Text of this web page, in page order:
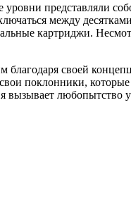
представляли
между
картриджи.
своей
поклонники,